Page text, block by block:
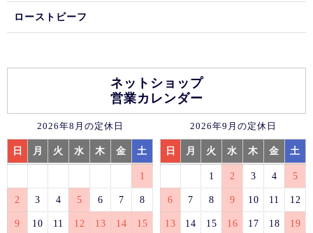
ローストビーフ
ネットショップ
営業カレンダー
2026年8月の定休日
日 月 火 水 木 金 土
1
2 3 4 5 6 7 8
9 10 11 12 13 14 15
2026年9月の定休日
日 月 火 水 木 金 土
1 2 3 4 5
6 7 8 9 10 11 12
13 14 15 16 17 18 19